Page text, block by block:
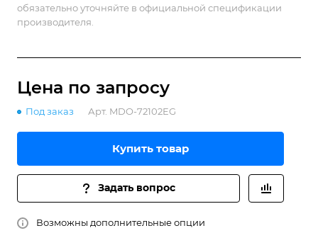
обязательно уточняйте в официальной спецификации
производителя.
Цена по запросу
Под заказ Арт. MDO-72102EG
Купить товар
Задать вопрос
Возможны дополнительные опции